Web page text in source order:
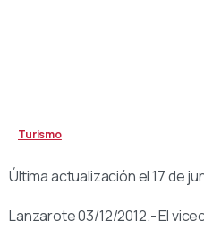
Turismo
Última actualización el 17 de
Lanzarote 03/12/2012.- El